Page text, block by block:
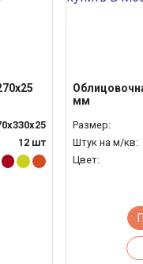
12 шт
мм
Размер:
Штук на м/кв:
Цвет: